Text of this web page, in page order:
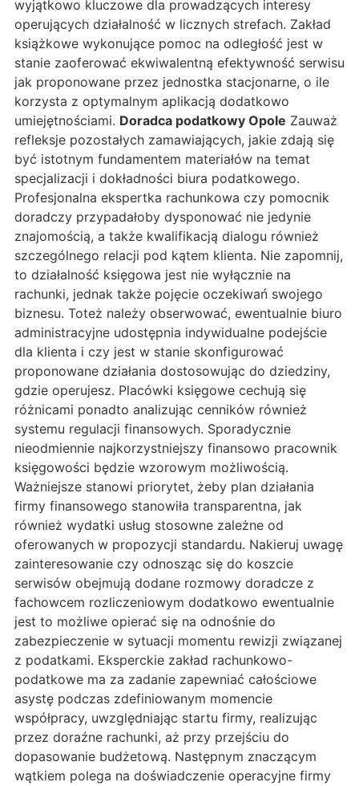
wyjątkowo kluczowe dla prowadzących interesy
operujących działalność w licznych strefach. Zakład
książkowe wykonujące pomoc na odległość jest w
stanie zaoferować ekwiwalentną efektywność serwisu
jak proponowane przez jednostka stacjonarne, o ile
korzysta z optymalnym aplikacją dodatkowo
umiejętnościami. Doradca podatkowy Opole Zauważ
refleksje pozostałych zamawiających, jakie zdają się
być istotnym fundamentem materiałów na temat
specjalizacji i dokładności biura podatkowego.
Profesjonalna ekspertka rachunkowa czy pomocnik
doradczy przypadałoby dysponować nie jedynie
znajomością, a także kwalifikacją dialogu również
szczególnego relacji pod kątem klienta. Nie zapomnij,
to działalność księgowa jest nie wyłącznie na
rachunki, jednak także pojęcie oczekiwań swojego
biznesu. Toteż należy obserwować, ewentualnie biuro
administracyjne udostępnia indywidualne podejście
dla klienta i czy jest w stanie skonfigurować
proponowane działania dostosowując do dziedziny,
gdzie operujesz. Placówki księgowe cechują się
różnicami ponadto analizując cenników również
systemu regulacji finansowych. Sporadycznie
nieodmiennie najkorzystniejszy finansowo pracownik
księgowości będzie wzorowym możliwością.
Ważniejsze stanowi priorytet, żeby plan działania
firmy finansowego stanowiła transparentna, jak
również wydatki usług stosowne zależne od
oferowanych w propozycji standardu. Nakieruj uwagę
zainteresowanie czy odnosząc się do koszcie
serwisów obejmują dodane rozmowy doradcze z
fachowcem rozliczeniowym dodatkowo ewentualnie
jest to możliwe opierać się na odnośnie do
zabezpieczenie w sytuacji momentu rewizji związanej
z podatkami. Eksperckie zakład rachunkowo-
podatkowe ma za zadanie zapewniać całościowe
asystę podczas zdefiniowanym momencie
współpracy, uwzględniając startu firmy, realizując
przez doraźne rachunki, aż przy przejściu do
dopasowanie budżetową. Następnym znaczącym
wątkiem polega na doświadczenie operacyjne firmy